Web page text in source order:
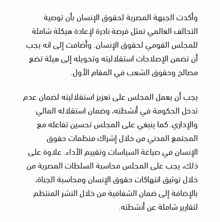
وأكدت الجبهة المصرية لحقوق الإنسان بأن توصية
التحالف العالمي تمثل فرصة نادرة لإعادة هيكلة شاملة
للمجلس القومي لحقوق الإنسان. وأضافت إلى انه يجب
أن تضمن الإصلاحات استقلاليته وتحويله إلى هيئة تضع
مصالح وحقوق الشعب في المقام الأول.
يجب أن يعمل المجلس على تعزيز استقلاليته لضمان عدم
تدخل الحكومة في أنشطته، وضمان استقلاله المالي
والإداري. كما ينبغي على المجلس تحسين تفاعله مع
المجتمع المدني من خلال إشراك منظمات حقوق
الإنسان في صياغة السياسات وتقييم الأداء. علاوة على
ذلك، يجب على المجلس محاسبة السلطات المصرية من
خلال توثيق انتهاكات حقوق الإنسان ومحاسبة الجناة،
بالإضافة إلى ضمان الشفافية من خلال النشر المنتظم
لتقارير شاملة عن أنشطته.